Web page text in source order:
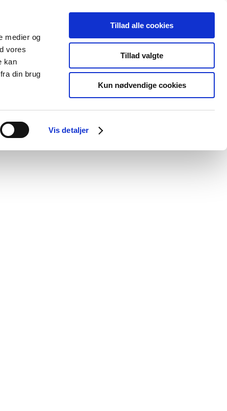
medier og
vores
kan
din brug
Vis detaljer
Tillad alle cookies
Tillad valgte
Kun nødvendige cookies
Særlige
produktområder